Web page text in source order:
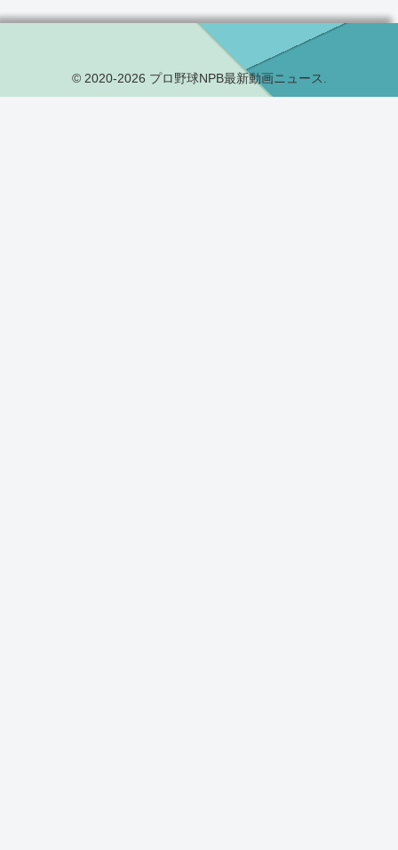
© 2020-2026 プロ野球NPB最新動画ニュース.